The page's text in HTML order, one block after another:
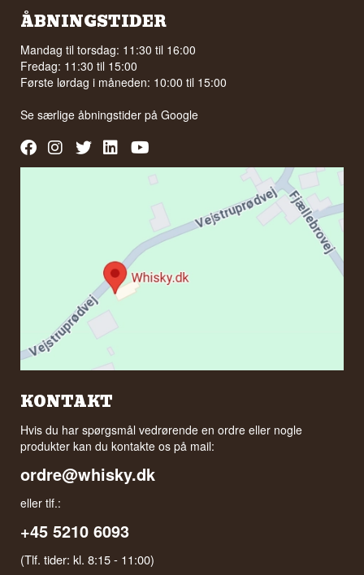
ÅBNINGSTIDER
Mandag til torsdag: 11:30 til 16:00
Fredag: 11:30 til 15:00
Første lørdag i måneden: 10:00 til 15:00
Se særlige åbningstider påGoogle
KONTAKT
Hvis du har spørgsmål vedrørende en ordre eller nogle
produkter kan du kontakte os på mail:
ordre@whisky.dk
eller tlf.:
+45 5210 6093
(Tlf. tider: kl. 8:15 - 11:00)